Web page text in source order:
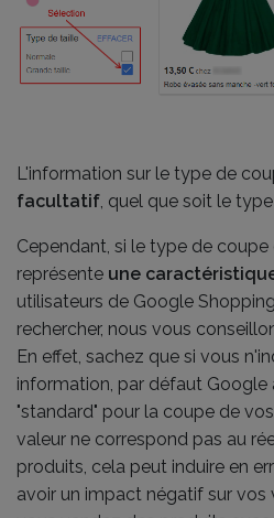
L'information sur le type de
facultatif, quel que soit le
Cependant, si le type de
représente une
utilisateurs de Google
rechercher, nous vous
En effet, sachez que si vous
information, par défaut Google
"standard" pour la coupe de
valeur ne correspond pas au
produits, cela peut induire en
avoir un impact négatif sur vos